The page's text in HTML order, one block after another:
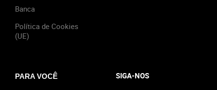
Banca
Política de Cookies
(UE)
PARA VOCÊ SIGA-NOS